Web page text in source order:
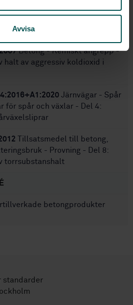
Avvisa
Betong - Kemiskt angrepp -
halt av aggressiv koldioxid i
Järnvägar - Spår
för spår och växlar - Del 4:
Tillsatsmedel till betong,
- Provning - Del 8:
torrsubstanshalt
betongprodukter
standarder